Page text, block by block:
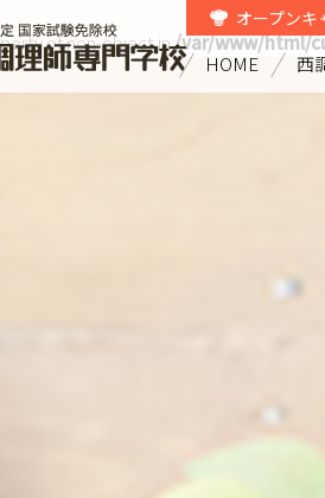
of non-object in/var/www/html/
HOME 西
オープンキ